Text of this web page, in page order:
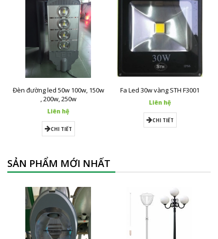
Đèn đường led 50w 100w, 150w
, 200w, 250w
Liên hệ
CHI TIẾT
Fa Led 30w vàng STH F3001
Liên hệ
CHI TIẾT
SẢN PHẨM MỚI NHẤT